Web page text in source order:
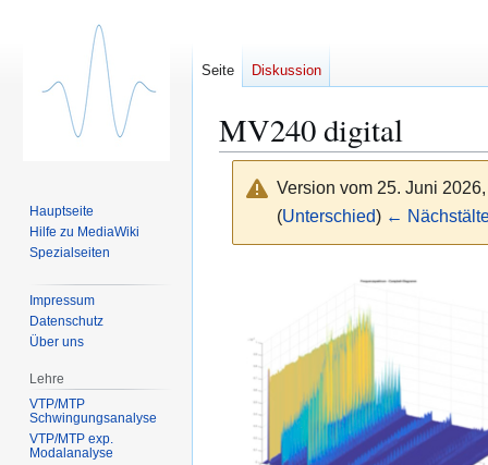
MV240 digital
Version vom 25. Juni
(Unterschied) ←
Seite Diskussion
Hauptseite
Hilfe zu MediaWiki
Spezialseiten
Impressum
Datenschutz
Über uns
Lehre
VTP/MTP
Schwingungsanalyse
VTP/MTP exp.
Modalanalyse